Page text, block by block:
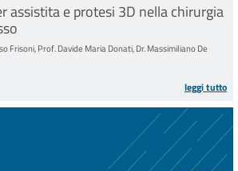
assistita e protesi 3D nella chirurgia
Frisoni, Prof. Davide Maria Donati, Dr. Massimiliano De
leggi tutto